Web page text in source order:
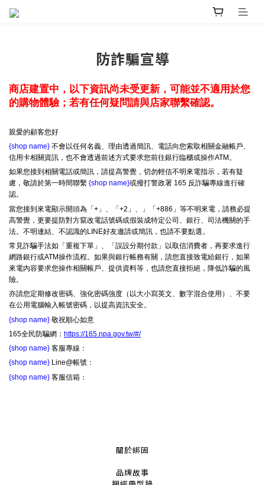
防詐騙宣導
商店建置中，以下資訊尚未受更新，可能並不適用於您
的購物體驗；若有任何疑問請與店家聯繫確認。
親愛的顧客您好
{shop name} 不會以任何名義、理由透過簡訊、電話向您索取相關金融帳戶、
信用卡相關資訊，也不會透過前述方式要求您前往銀行臨櫃或操作ATM。
如果您接到相關電話或簡訊，請提高警覺，切勿輕信不明來電指示，若有疑
慮，敬請於第一時間聯繫 {shop name}或撥打警政署 165 反詐騙專線進行確
認。
當您接到來電顯示開頭為「+」、「+2」、」「+886」等不明來電，請務必提
高警覺，更要提防對方竄改電話號碼或假裝成特定公司、銀行、司法機關的手
法。不明連結、不認識的LINE好友邀請或簡訊，也請不要點選。
常見詐騙手法如「重複下單」、「誤設分期付款」以取信消費者，再要求進行
網路銀行或ATM操作流程。如果與銀行帳務有關，請您直接致電給銀行，如果
來電內容要求您操作相關帳戶、提供資料等，也請您直接拒絕，降低詐騙的風
險。
亦請您定期修改密碼、強化密碼強度（以大小寫英文、數字混合使用）、不要
在公用電腦輸入帳號密碼，以提高資訊安全。
{shop name} 敬祝順心如意
165全民防騙網： https://165.npa.gov.tw/#/
{shop name} 客服專線：
{shop name} Line@帳號：
{shop name} 客服信箱：
關於綁固
品牌故事